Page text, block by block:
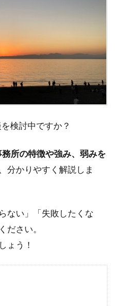
検討中ですか？
所の特徴や強み、弱みを
分かりやすく解説しま
ない」「失敗したくな
ださい。
ょう！